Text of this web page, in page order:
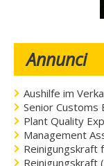
Annunci
Aushilfe im
Senior
Plant Quality
Management
Reinigungskraft
Reinigungskraft